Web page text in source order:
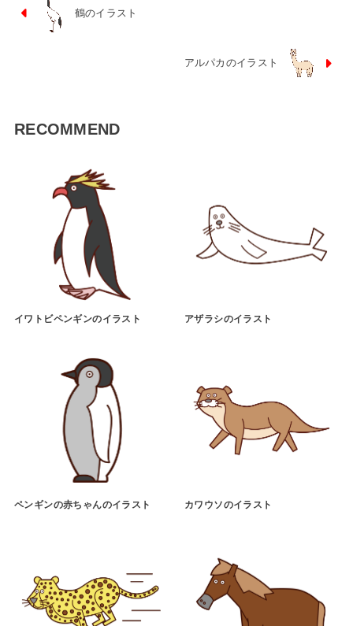
鶴のイラスト
アルパカのイラスト
RECOMMEND
イワトビペンギンのイラスト アザラシのイラスト
ペンギンの赤ちゃんのイラスト カワウソのイラスト